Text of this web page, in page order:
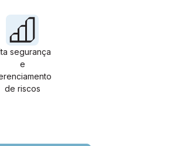
segurança
e
de riscos